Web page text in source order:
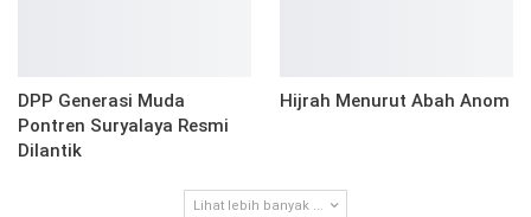
DPP Generasi Muda
Pontren Suryalaya Resmi
Dilantik
Hijrah Menurut Abah Anom
Lihat lebih banyak ...